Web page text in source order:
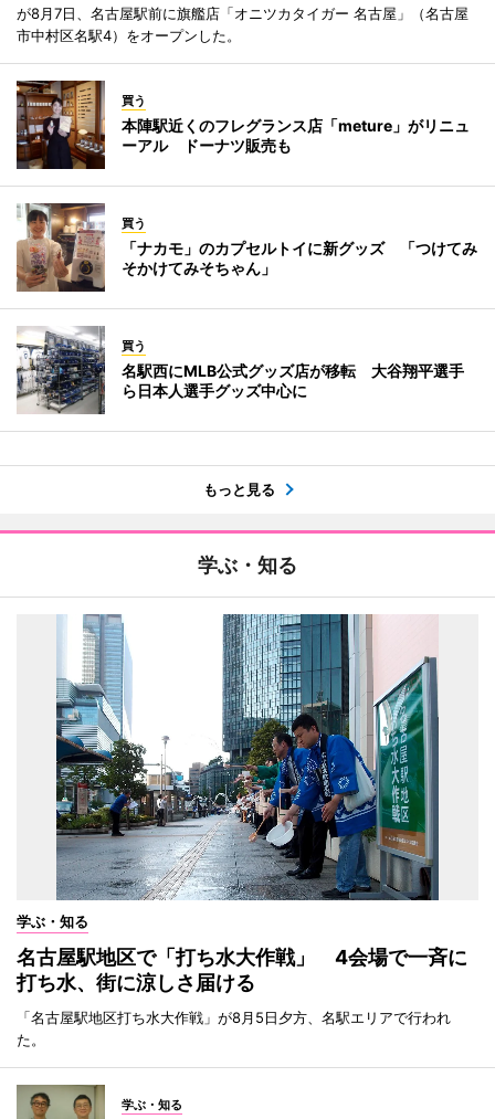
が8月7日、名古屋駅前に旗艦店「オニツカタイガー 名古屋」（名古屋
市中村区名駅4）をオープンした。
買う
本陣駅近くのフレグランス店「meture」がリニュ
ーアル ドーナツ販売も
買う
「ナカモ」のカプセルトイに新グッズ 「つけてみ
そかけてみそちゃん」
買う
名駅西にMLB公式グッズ店が移転 大谷翔平選手
ら日本人選手グッズ中心に
もっと見る
学ぶ・知る
学ぶ・知る
名古屋駅地区で「打ち水大作戦」 4会場で一斉に
打ち水、街に涼しさ届ける
「名古屋駅地区打ち水大作戦」が8月5日夕方、名駅エリアで行われ
た。
学ぶ・知る